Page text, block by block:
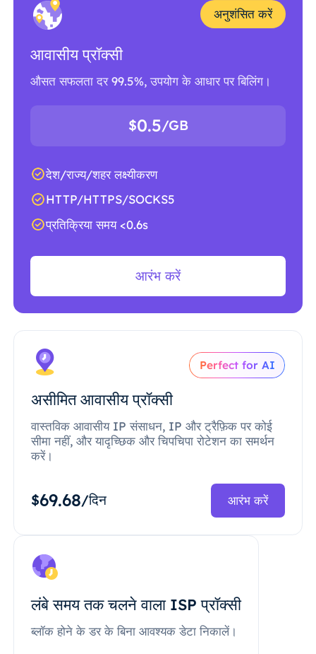
अनुशंसित करें
आवासीय प्रॉक्सी
औसत सफलता दर 99.5%, उपयोग के आधार पर बिलिंग।
$0.5/GB
देश/राज्य/शहर लक्ष्यीकरण
HTTP/HTTPS/SOCKS5
प्रतिक्रिया समय <0.6s
आरंभ करें
Perfect for AI
असीमित आवासीय प्रॉक्सी
वास्तविक आवासीय IP संसाधन, IP और ट्रैफ़िक पर कोई
सीमा नहीं, और यादृच्छिक और चिपचिपा रोटेशन का समर्थन
करें।
$69.68/दिन आरंभ करें
लंबे समय तक चलने वाला ISP प्रॉक्सी
ब्लॉक होने के डर के बिना आवश्यक डेटा निकालें।